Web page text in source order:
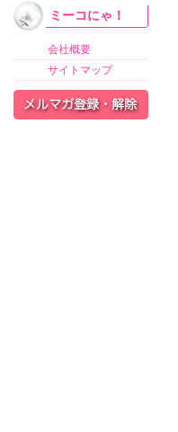
ミーコにゃ！
会社概要
サイトマップ